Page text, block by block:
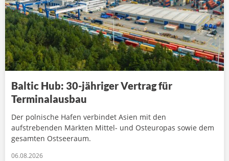
Baltic Hub: 30-jähriger Vertrag für
Terminalausbau
Der polnische Hafen verbindet Asien mit den
aufstrebenden Märkten Mittel- und Osteuropas sowie dem
gesamten Ostseeraum.
06.08.2026